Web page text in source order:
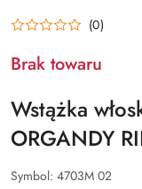
(0)
Brak towaru
Wstążka
ORGANDY
Symbol: 4703M 02